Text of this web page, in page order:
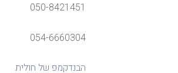
050-8421451
054-6660304
הבנדקמפ של חולית